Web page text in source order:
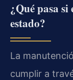
¿Qué pasa
estado?
La
cumplir a